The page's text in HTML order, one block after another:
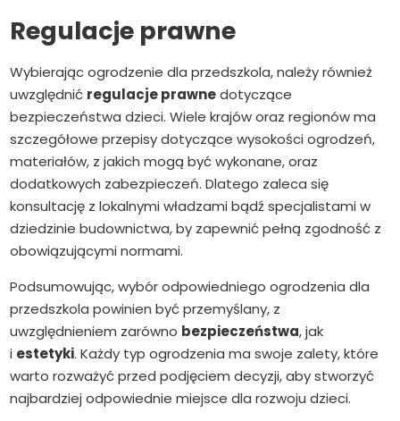
Regulacje prawne
Wybierając ogrodzenie dla przedszkola, należy również
uwzględnić regulacje prawnedotyczące
bezpieczeństwa dzieci. Wiele krajów oraz regionów ma
szczegółowe przepisy dotyczące wysokości ogrodzeń,
materiałów, z jakich mogą być wykonane, oraz
dodatkowych zabezpieczeń. Dlatego zaleca się
konsultację z lokalnymi władzami bądź specjalistami w
dziedzinie budownictwa, by zapewnić pełną zgodność z
obowiązującymi normami.
Podsumowując, wybór odpowiedniego ogrodzenia dla
przedszkola powinien być przemyślany, z
uwzględnieniem zarówno bezpieczeństwa, jak
i estetyki. Każdy typ ogrodzenia ma swoje zalety, które
warto rozważyć przed podjęciem decyzji, aby stworzyć
najbardziej odpowiednie miejsce dla rozwoju dzieci.